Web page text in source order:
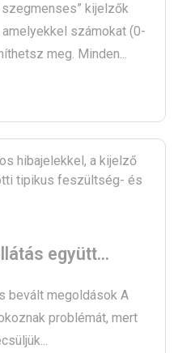
szegmenses” kijelzők
számokat (0-
meg. Minden...
együtt…
bevált megoldások A
problémát, mert